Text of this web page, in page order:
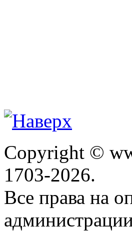
Copyright ©
1703-2026.
Все права на